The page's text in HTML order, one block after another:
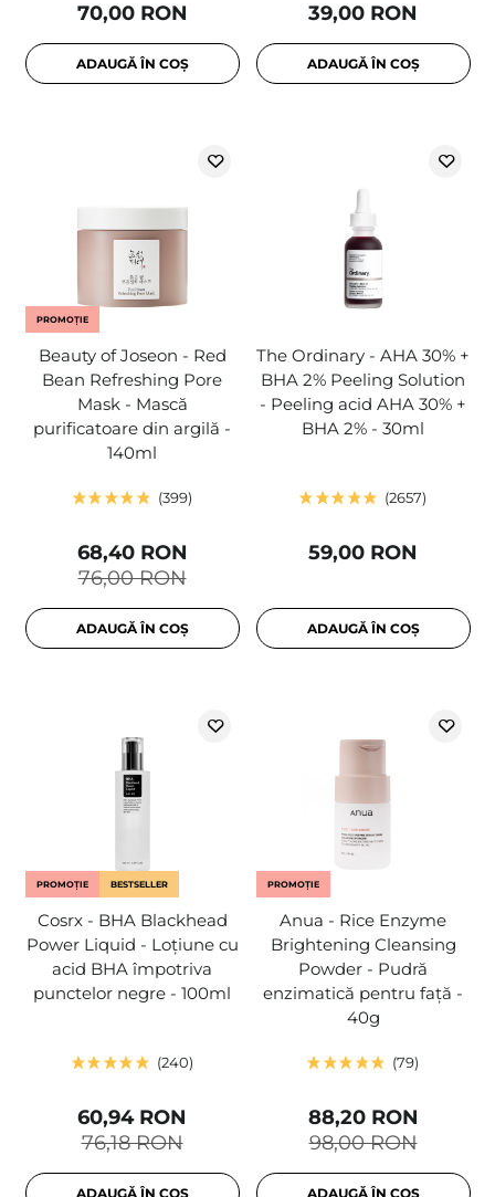
70,00 RON
ADAUGĂ ÎN COȘ
39,00 RON
ADAUGĂ ÎN COȘ
PROMOȚIE
Beauty of Joseon - Red
Bean Refreshing Pore
Mask - Mască
purificatoare din argilă -
140ml
399
76,00 RON
68,40 RON
ADAUGĂ ÎN COȘ
The Ordinary - AHA 30% +
BHA 2% Peeling Solution
- Peeling acid AHA 30% +
BHA 2% - 30ml
2657
59,00 RON
ADAUGĂ ÎN COȘ
PROMOȚIE BESTSELLER
Cosrx - BHA Blackhead
Power Liquid - Loțiune cu
acid BHA împotriva
punctelor negre - 100ml
240
76,18 RON
60,94 RON
ADAUGĂ ÎN COȘ
PROMOȚIE
Anua - Rice Enzyme
Brightening Cleansing
Powder - Pudră
enzimatică pentru față -
40g
79
98,00 RON
88,20 RON
ADAUGĂ ÎN COȘ